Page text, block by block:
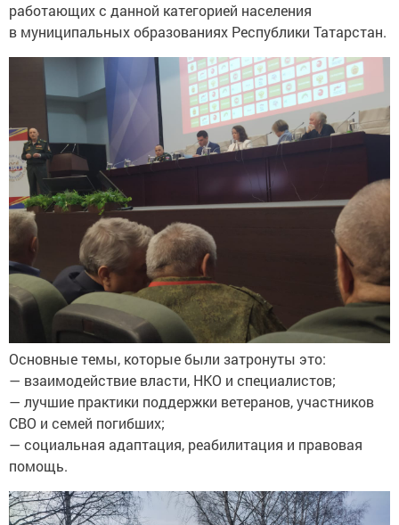
работающих с данной категорией населения
в муниципальных образованиях Республики Татарстан.
Основные темы, которые были затронуты это:
— взаимодействие власти, НКО и специалистов;
— лучшие практики поддержки ветеранов, участников
СВО и семей погибших;
— социальная адаптация, реабилитация и правовая
помощь.